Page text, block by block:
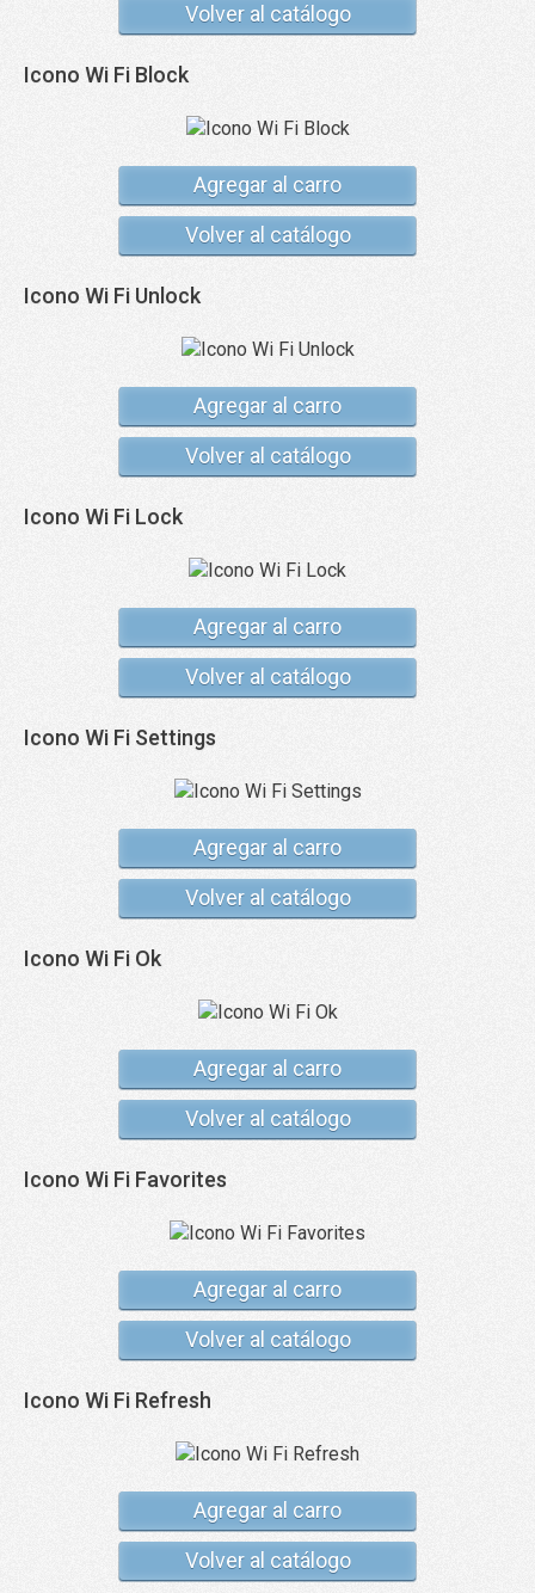
Volver al catálogo
Icono Wi Fi Block
Agregar al carro
Volver al catálogo
Icono Wi Fi Unlock
Agregar al carro
Volver al catálogo
Icono Wi Fi Lock
Agregar al carro
Volver al catálogo
Icono Wi Fi Settings
Agregar al carro
Volver al catálogo
Icono Wi Fi Ok
Agregar al carro
Volver al catálogo
Icono Wi Fi Favorites
Agregar al carro
Volver al catálogo
Icono Wi Fi Refresh
Agregar al carro
Volver al catálogo